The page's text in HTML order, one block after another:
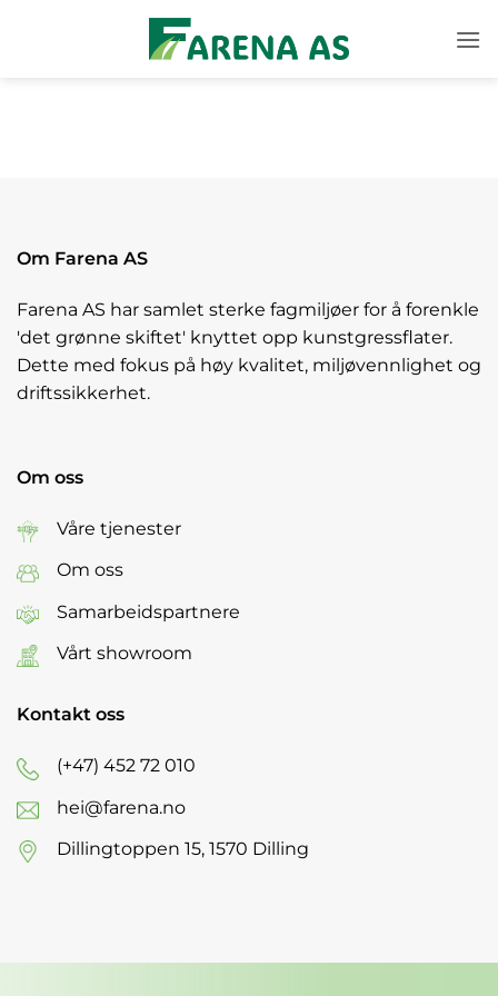
Om Farena AS
Farena AS har samlet sterke fagmiljøer for å forenkle
'det grønne skiftet' knyttet opp kunstgressflater.
Dette med fokus på høy kvalitet, miljøvennlighet og
driftssikkerhet.
Om oss
Våre tjenester
Om oss
Samarbeidspartnere
Vårt showroom
Kontakt oss
(+47) 452 72 010
hei@farena.no
Dillingtoppen 15, 1570 Dilling